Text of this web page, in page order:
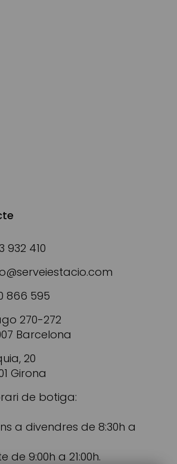
932 410
866 595
270-272
Barcelona
20
Girona
de botiga:
a divendres de 8:30h a
de 9:00h a 21:00h.